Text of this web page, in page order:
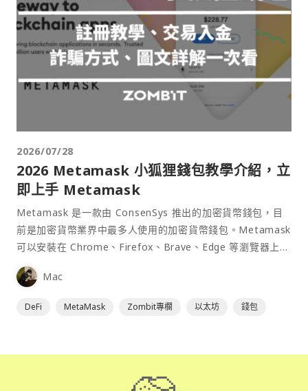
2026/07/28
2026 Metamask 小狐狸錢包教學介紹，立
即上手 Metamask
Metamask 是一款由 ConsenSys 推出的加密貨幣錢包，目
前是加密貨幣業界中最多人使用的加密貨幣錢包。Metamask
可以安裝在 Chrome、Firefox、Brave、Edge 等瀏覽器上作
為插件使用，具備許多功能且使用上非常方便。
Mac
DeFi MetaMask Zombit專欄 以太坊 錢包